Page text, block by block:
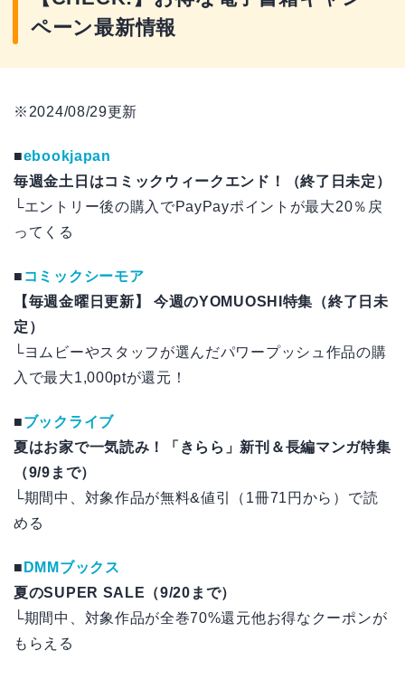
ペーン最新情報
※2024/08/29更新
■ebookjapan
毎週金土日はコミックウィークエンド！（終了日未定）
└エントリー後の購入でPayPayポイントが最大20％戻
ってくる
■ コミックシーモア
【毎週金曜日更新】 今週のYOMUOSHI特集（終了日未
定）
└ヨムビーやスタッフが選んだパワープッシュ作品の購
入で最大1,000ptが還元！
■ブックライブ
夏はお家で一気読み！「きらら」新刊＆長編マンガ特集
（9/9まで）
└期間中、対象作品が無料&値引（1冊71円から）で読
める
■ DMMブックス
夏のSUPER SALE（9/20まで）
└期間中、対象作品が全巻70%還元他お得なクーポンが
もらえる